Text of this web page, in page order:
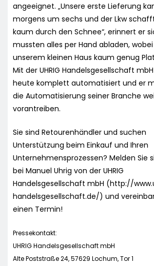
angeeignet. „Unsere erste Lieferung
morgens um sechs und der Lkw
kaum durch den Schnee“, erinnert er
mussten alles per Hand abladen,
unserem kleinen Haus kaum genug
Mit der UHRIG Handelsgesellschaft
heute komplett automatisiert und er
die Automatisierung seiner Branche
vorantreiben.
Sie sind Retourenhändler und suchen
Unterstützung beim Einkauf und Ihren
Unternehmensprozessen? Melden Sie
bei Manuel Uhrig von der UHRIG
Handelsgesellschaft mbH (http://
handelsgesellschaft.de/) und
einen Termin!
Pressekontakt:
UHRIG Handelsgesellschaft mbH
Alte Poststraße 24, 57629 Lochum, Tor 1